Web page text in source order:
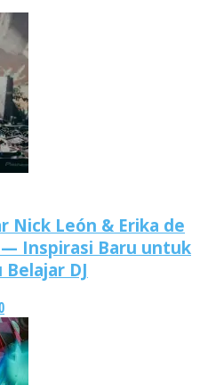
Nick León & Erika de
— Inspirasi Baru untuk
DJ